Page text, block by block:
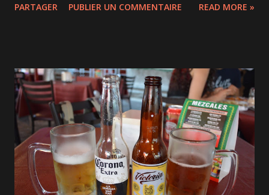
fontaine une jeune femme en pleurs : Mélisande. Celle-ci
demi-frère de Golaud, et une attirance se crée, rendant
Golaud fou de jalousie. Sophie Desmarais et Éric Robidoux
deviennent amants sous nos yeux dans un passage chanté
très rock. Car oui, si la pièce est classique, la mise en scène
l'est beaucoup moins. Elle est même très aventureuse et
fait grincer quelques dents dans la salle mais j'ai pour ma
part adoré ce vent de nouveauté. Christian Lapointe, le
PARTAGER PUBLIER UN COMMENTAIRE READ MORE »